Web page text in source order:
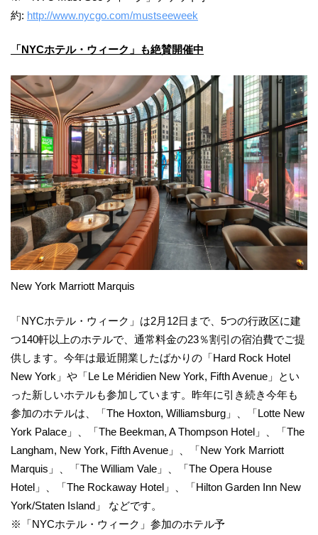
約: http://www.nycgo.com/mustseeweek
「NYCホテル・ウィーク」も絶賛開催中
New York Marriott Marquis
「NYCホテル・ウィーク」は2月12日まで、5つの行政区に建
つ140軒以上のホテルで、通常料金の23％割引の宿泊費でご提
供します。今年は最近開業したばかりの「Hard Rock Hotel
New York」や「Le Le Méridien New York, Fifth Avenue」とい
った新しいホテルも参加しています。昨年に引き続き今年も
参加のホテルは、「The Hoxton, Williamsburg」、「Lotte New
York Palace」、「The Beekman, A Thompson Hotel」、「The
Langham, New York, Fifth Avenue」、「New York Marriott
Marquis」、「The William Vale」、「The Opera House
Hotel」、「The Rockaway Hotel」、「Hilton Garden Inn New
York/Staten Island」 などです。
※「NYCホテル・ウィーク」参加のホテル予